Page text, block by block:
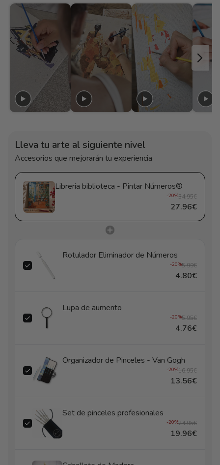
Lleva tu arte al siguiente nivel
Accesorios que mejorarán tu experiencia
Libreria biblioteca - Pintar Números®
-20%34.95€
27.96€
Rotulador Eliminador de Números
-20%5.99€
4.80€
Lupa de aumento
-20%5.95€
4.76€
Organizador de Pinceles - Van Gogh
-20%16.95€
13.56€
Set de pinceles profesionales
-20%24.95€
19.96€